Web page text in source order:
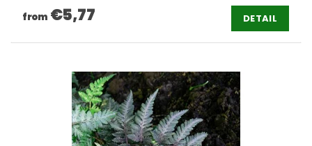
from €5,77 DETAIL